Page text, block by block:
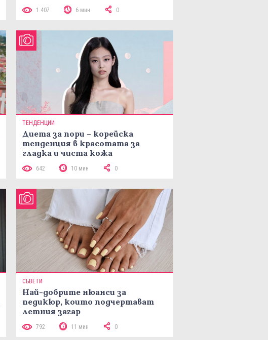
1 407 6 мин 0
ТЕНДЕНЦИИ
Диета за пори – корейска
тенденция в красотата за
гладка и чиста кожа
642 10 мин 0
СЪВЕТИ
Най-добрите нюанси за
педикюр, които подчертават
летния загар
792 11 мин 0